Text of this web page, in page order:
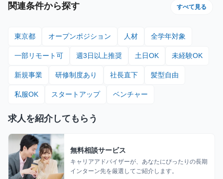
関連条件から探す すべて見る
東京都 オープンポジション 人材 全学年対象
一部リモート可 週3日以上推奨 土日OK 未経験OK
新規事業 研修制度あり 社長直下 髪型自由
私服OK スタートアップ ベンチャー
求人を紹介してもらう
無料相談サービス
キャリアアドバイザーが、あなたにぴったりの長期
インターン先を厳選してご紹介します。